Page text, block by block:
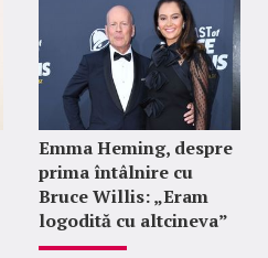
Emma Heming, despre
prima întâlnire cu
Bruce Willis: „Eram
logodită cu altcineva”